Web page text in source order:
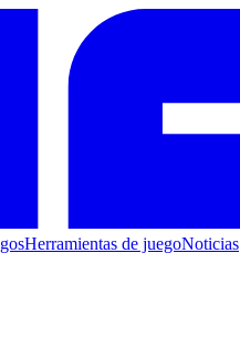
Herramientas de juegoNoticias